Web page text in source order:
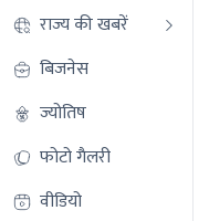
राज्य की खबरें
बिजनेस
ज्योतिष
फोटो गैलरी
वीडियो